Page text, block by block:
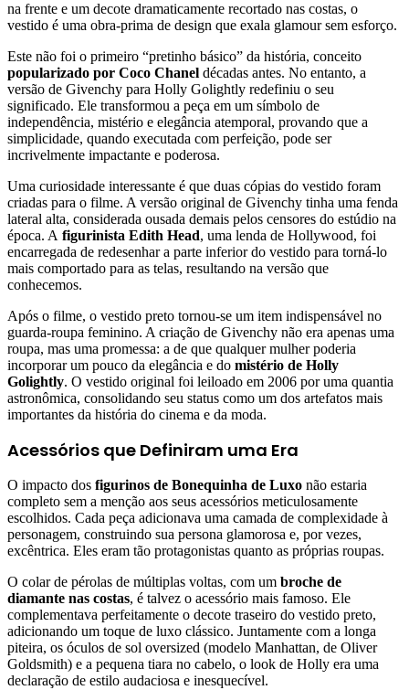
na frente e um decote dramaticamente recortado nas costas, o
vestido é uma obra-prima de design que exala glamour sem esforço.
Este não foi o primeiro “pretinho básico” da história, conceito
popularizado por Coco Chanel décadas antes. No entanto, a
versão de Givenchy para Holly Golightly redefiniu o seu
significado. Ele transformou a peça em um símbolo de
independência, mistério e elegância atemporal, provando que a
simplicidade, quando executada com perfeição, pode ser
incrivelmente impactante e poderosa.
Uma curiosidade interessante é que duas cópias do vestido foram
criadas para o filme. A versão original de Givenchy tinha uma fenda
lateral alta, considerada ousada demais pelos censores do estúdio na
época. A figurinista Edith Head, uma lenda de Hollywood, foi
encarregada de redesenhar a parte inferior do vestido para torná-lo
mais comportado para as telas, resultando na versão que
conhecemos.
Após o filme, o vestido preto tornou-se um item indispensável no
guarda-roupa feminino. A criação de Givenchy não era apenas uma
roupa, mas uma promessa: a de que qualquer mulher poderia
incorporar um pouco da elegância e do mistério de Holly
Golightly. O vestido original foi leiloado em 2006 por uma quantia
astronômica, consolidando seu status como um dos artefatos mais
importantes da história do cinema e da moda.
Acessórios que Definiram uma Era
O impacto dos figurinos de Bonequinha de Luxo não estaria
completo sem a menção aos seus acessórios meticulosamente
escolhidos. Cada peça adicionava uma camada de complexidade à
personagem, construindo sua persona glamorosa e, por vezes,
excêntrica. Eles eram tão protagonistas quanto as próprias roupas.
O colar de pérolas de múltiplas voltas, com um broche de
diamante nas costas, é talvez o acessório mais famoso. Ele
complementava perfeitamente o decote traseiro do vestido preto,
adicionando um toque de luxo clássico. Juntamente com a longa
piteira, os óculos de sol oversized (modelo Manhattan, de Oliver
Goldsmith) e a pequena tiara no cabelo, o look de Holly era uma
declaração de estilo audaciosa e inesquecível.